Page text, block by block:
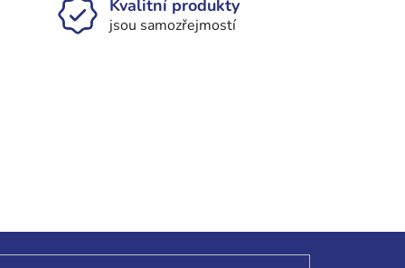
Kvalitní produkty
jsou samozřejmostí